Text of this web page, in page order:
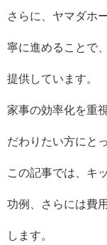
さらに、ヤマダホ
寧に進めることで
提供しています。
家事の効率化を重
だわりたい方にと
この記事では、キ
功例、さらには費
します。